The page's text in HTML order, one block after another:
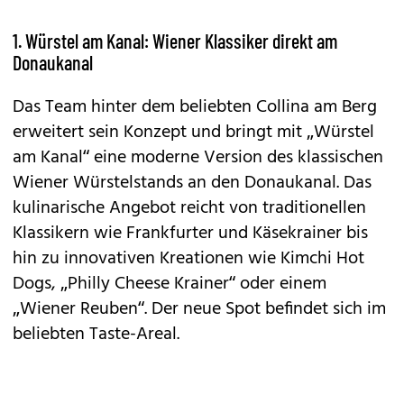
1. Würstel am Kanal: Wiener Klassiker direkt am
Donaukanal
Das Team hinter dem beliebten Collina am Berg
erweitert sein Konzept und bringt mit „Würstel
am Kanal“ eine moderne Version des klassischen
Wiener Würstelstands an den Donaukanal. Das
kulinarische Angebot reicht von traditionellen
Klassikern wie Frankfurter und Käsekrainer bis
hin zu innovativen Kreationen wie Kimchi Hot
Dogs, „Philly Cheese Krainer“ oder einem
„Wiener Reuben“. Der neue Spot befindet sich im
beliebten Taste-Areal.